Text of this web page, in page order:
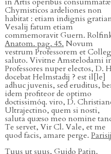
Chymisticos ardeliones non
habitat : etiam indignis
Vesalij fatum etiam
commemoravit Guern.
Anatom. pag. 45. Novum
vestrum Professorem et
saluto. Vivitne Amstelodami
Professores nuper electos,
docebat Helmstadij ? est il[le]
adhuc juvenis, sed eruditus,
idem profiteor de optimo
doctissimóq. viro, D.
Ultrajectino, quem si nosti,
saluta quæso meo nomine
Te servet, Vir Cl. Vale, et me
quod facis, amare perge.
Tuus ut suus, Guido Patin.